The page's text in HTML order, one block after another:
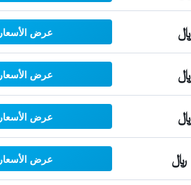
عرض الأسعار
عرض الأسعار
عرض الأسعار
عرض الأسعار